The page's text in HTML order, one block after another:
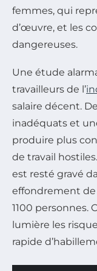
femmes, qui
d’œuvre, et les
dangereuses.
Une étude
travailleurs de l’
salaire décent.
inadéquats et
produire plus
de travail
est resté gravé
effondrement de
1100 personnes.
lumière les
rapide